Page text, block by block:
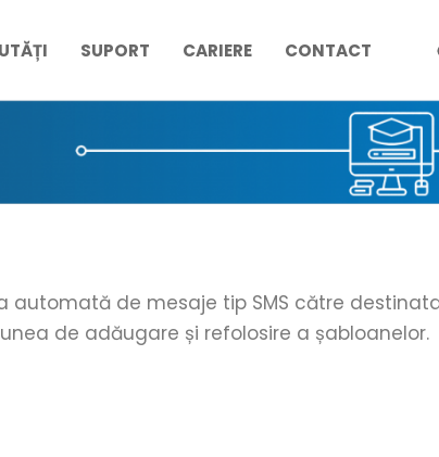
SUPORT CARIERE CONTACT
de mesaje tip SMS către
de adăugare și refolosire a șabloanelor.